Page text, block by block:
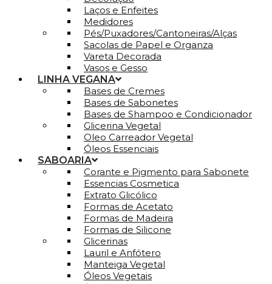
Laços e Enfeites
Medidores
Pés/Puxadores/Cantoneiras/Alças
Sacolas de Papel e Organza
Vareta Decorada
Vasos e Gesso
LINHA VEGANA
Bases de Cremes
Bases de Sabonetes
Bases de Shampoo e Condicionador
Glicerina Vegetal
Oleo Carreador Vegetal
Óleos Essenciais
SABOARIA
Corante e Pigmento para Sabonete
Essencias Cosmetica
Extrato Glicólico
Formas de Acetato
Formas de Madeira
Formas de Silicone
Glicerinas
Lauril e Anfótero
Manteiga Vegetal
Óleos Vegetais